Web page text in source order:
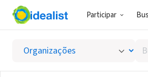
Participar
por